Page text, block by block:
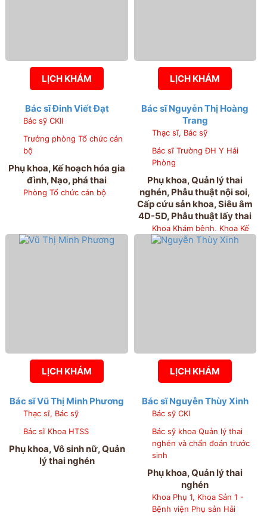
LỊCH KHÁM
Bác sĩ Đinh Viết Đạt
Bác sỹ CKII
Trưởng phòng Tổ chức cán
bộ
Phụ khoa, Kế hoạch hóa gia
đình, Nạo, phá thai
Phòng Tổ chức cán bộ
LỊCH KHÁM
Bác sĩ Nguyễn Thị Hoàng
Trang
Thạc sĩ, Bác sỹ
Bác sĩ Trường ĐH Y Hải
Phòng
Phụ khoa, Quản lý thai
nghén, Phẫu thuật nội soi,
Cấp cứu sản khoa, Siêu âm
4D-5D, Phẫu thuật lấy thai
Khoa Khám bệnh, Khoa Kế
hoạch hóa gia đình, Khoa
LỊCH KHÁM
Bác sĩ Vũ Thị Minh Phương
Thạc sĩ, Bác sỹ
Bác sĩ Khoa HTSS
Phụ khoa, Vô sinh nữ, Quản
lý thai nghén
LỊCH KHÁM
Bác sĩ Nguyễn Thùy Xinh
Bác sỹ CKI
Bác sỹ khoa Quản lý thai
nghén và chẩn đoán trước
sinh
Phụ khoa, Quản lý thai
nghén
Khoa Phụ 1, Khoa Sản 1 -
Bệnh viện Phụ sản Hải